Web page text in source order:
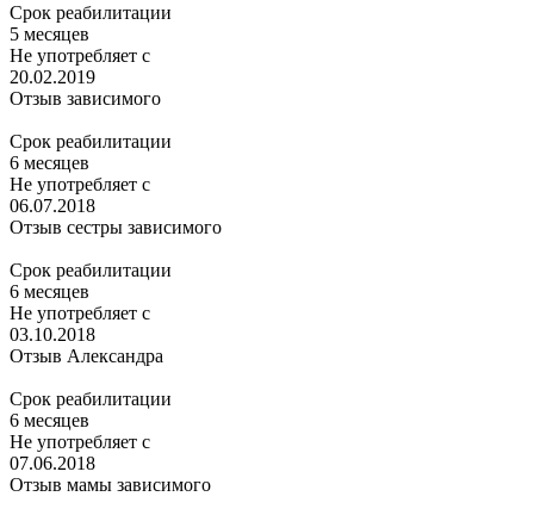
Срок реабилитации
5 месяцев
Не употребляет с
20.02.2019
Отзыв зависимого
Срок реабилитации
6 месяцев
Не употребляет с
06.07.2018
Отзыв сестры зависимого
Срок реабилитации
6 месяцев
Не употребляет с
03.10.2018
Отзыв Александра
Срок реабилитации
6 месяцев
Не употребляет с
07.06.2018
Отзыв мамы зависимого